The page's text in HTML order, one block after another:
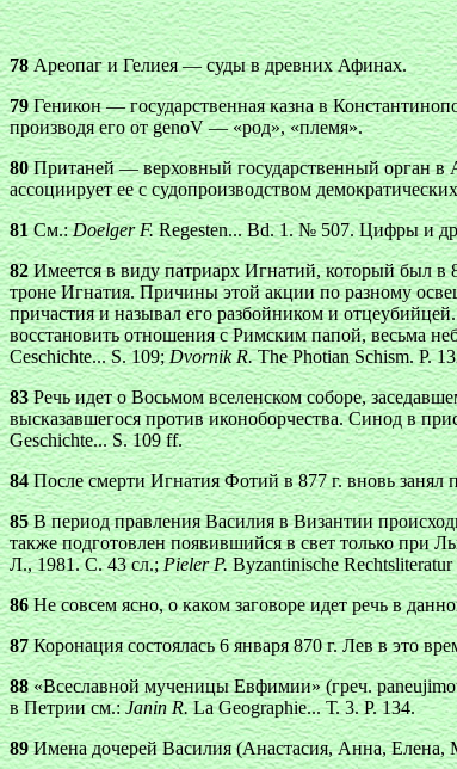
78Ареопаг и Гелиея — суды в древних Афинах.
79Геникон — государственная казна в
производя его отgenoV— «род», «племя».
80Пританей — верховный государственный орган в
ассоциирует ее с судопроизводством
81См.:Doеlger F.Regesten... Bd. 1. № 507. Цифры и
82Имеется в виду патриарх Игнатий, который был в
троне Игнатия. Причины этой акции по разному
причастия и называл его разбойником и
восстановить отношения с Римским папой, весьма
Ceschichte... S. 109;Dvornik R.The Photian Schism. P.
83Речь идет о Восьмом вселенском соборе,
высказавшегося против иконоборчества. Синод в
Geschichte... S. 109 ff.
84После смерти Игнатия Фотий в 877 г. вновь занял
85В период правления Василия в Византии
также подготовлен появившийся в свет только при
Л., 1981. С. 43 сл.;Pieler P.Byzantinische
86He совсем ясно, о каком заговоре идет речь в
87Коронация состоялась 6 января 870 г. Лев в это
88«Всеславной мученицы Евфимии» (греч.
в Петрии см.:Janin R.La Geographie... Т. 3. Р. 134.
89Имена дочерей Василия (Анастасия, Анна, Елена,